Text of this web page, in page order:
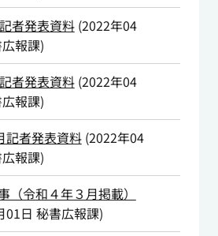
者発表資料(2022年04
報課)
者発表資料(2022年04
報課)
記者発表資料(2022年04
報課)
（令和４年３月掲載）
01日 秘書広報課)